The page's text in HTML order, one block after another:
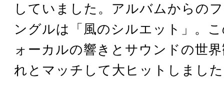
していました。アルバムからの
ングルは「風のシルエット」。
ォーカルの響きとサウンドの世
れとマッチして大ヒットしまし